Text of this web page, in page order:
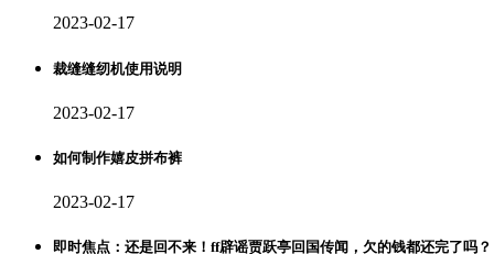
2023-02-17
裁缝缝纫机使用说明
2023-02-17
如何制作嬉皮拼布裤
2023-02-17
即时焦点：还是回不来！ff辟谣贾跃亭回国传闻，欠的钱都还完了吗？